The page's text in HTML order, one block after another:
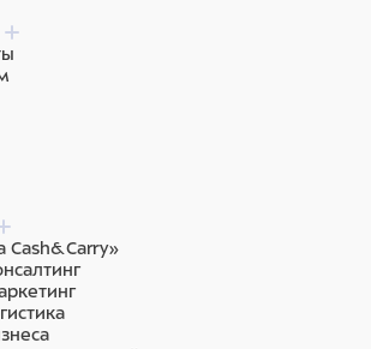
мясо индейки 25%,
мясо курицы 10%, рис, жир животный
овес, чечевица зеленая,
мясо ягненка 4%, гидролизованные
минеральный комплекс (A, D,
B12, ниацин, пантотеновая кислота,
Cash&Carry»